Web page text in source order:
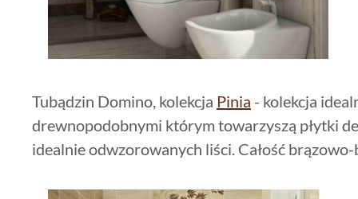
Tubądzin Domino, kolekcja Pinia - kolekcja
drewnopodobnymi którym towarzyszą płytki
idealnie odwzorowanych liści. Całość brązowo-